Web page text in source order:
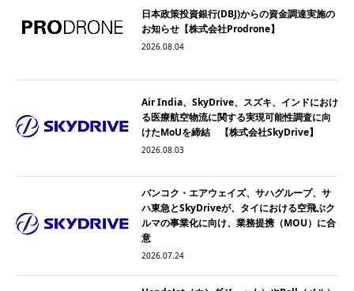
日本政策投資銀行(DBJ)からの資金調達実施の
お知らせ【株式会社Prodrone】
2026.08.04
Air India、SkyDrive、スズキ、インドにおけ
る医療航空物流に関する実現可能性調査に向
けたMoUを締結 【株式会社SkyDrive】
2026.08.03
バンコク・エアウェイズ、サハグループ、サ
ハ東急とSkyDriveが、タイにおける空飛ぶク
ルマの事業化に向け、業務提携（MOU）に合
意
2026.07.24